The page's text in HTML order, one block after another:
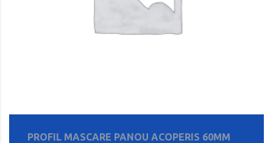
PROFIL MASCARE PANOU ACOPERIS 60MM